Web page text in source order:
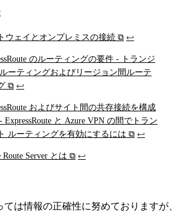
ウェイとオンプレミスの接続 ⧉ ↩
のルーティングの要件 - トランジ
ーティングおよびリージョン間ルーテ
⧉ ↩
およびサイト間の共存接続を構成
ExpressRoute と Azure VPN の間でトラン
ルーティングを有効にするには ⧉ ↩
Route Server とは ⧉ ↩
は情報の正確性に努めておりますが、